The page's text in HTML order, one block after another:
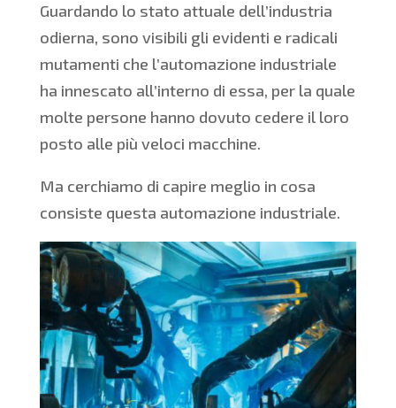
Guardando lo stato attuale dell’industria
odierna, sono visibili gli evidenti e radicali
mutamenti che l’automazione industriale
ha innescato all’interno di essa, per la quale
molte persone hanno dovuto cedere il loro
posto alle più veloci macchine.
Ma cerchiamo di capire meglio in cosa
consiste questa automazione industriale.